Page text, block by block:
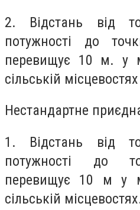
2. Відстань від
потужності до
перевищує 10 м. у
сільській місцевостях
Нестандартне
1. Відстань від
потужності до
перевищує 10 м у
сільській